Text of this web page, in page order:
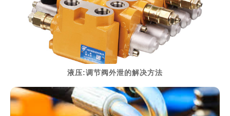
> 阅读详细资料
液压:调节阀外泄的解决方法